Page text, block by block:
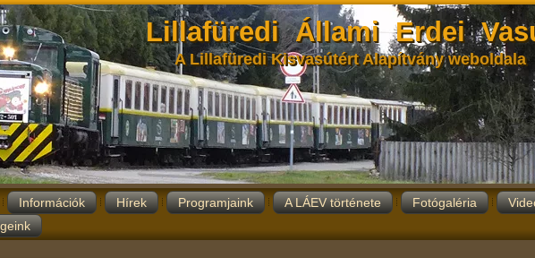
Lillafüredi Állami Erdei
A Lillafüredi Kisvasútért Alapítvány weboldala
Információk Hírek Programjaink A LÁEV története Fotógaléria